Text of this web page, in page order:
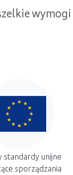
wymogi
standardy unijne
sporządzania